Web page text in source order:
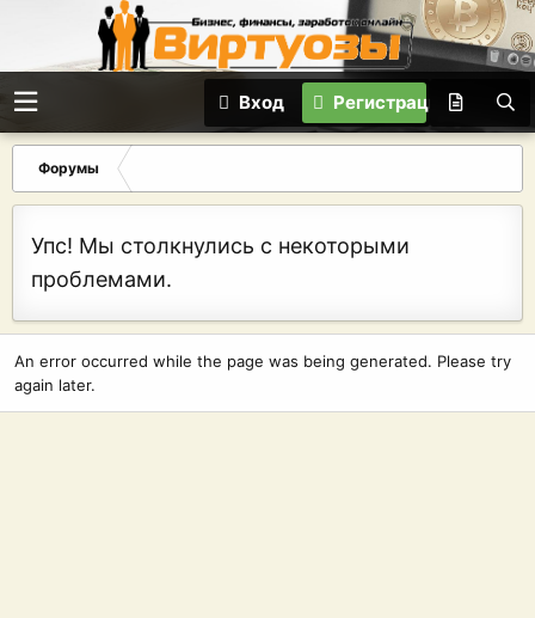
Вход Регистрация
Форумы
Упс! Мы столкнулись с некоторыми
проблемами.
An error occurred while the page was being generated. Please try
again later.